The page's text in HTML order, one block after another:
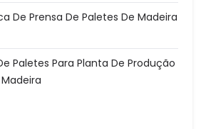
De Prensa De Paletes De Madeira
Paletes Para Planta De Produção